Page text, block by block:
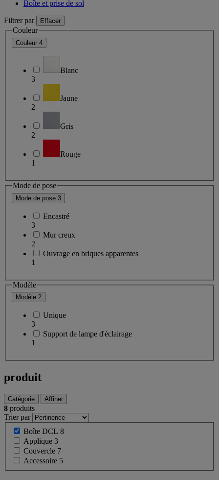
Boîte et prise de sol
Filtrer par Effacer
Couleur
Couleur 4
Blanc
3
Jaune
2
Gris
2
Rouge
1
Mode de pose
Mode de pose 3
Encastré
3
Mur creux
2
Ouvrage en briques apparentes
1
Modèle
Modèle 2
Unique
3
Support de lampe d'éclairage
1
produit
Catégorie Affiner
8 produits
Trier par
Boîte DCL 8
Applique 3
Couvercle 7
Accessoire 5